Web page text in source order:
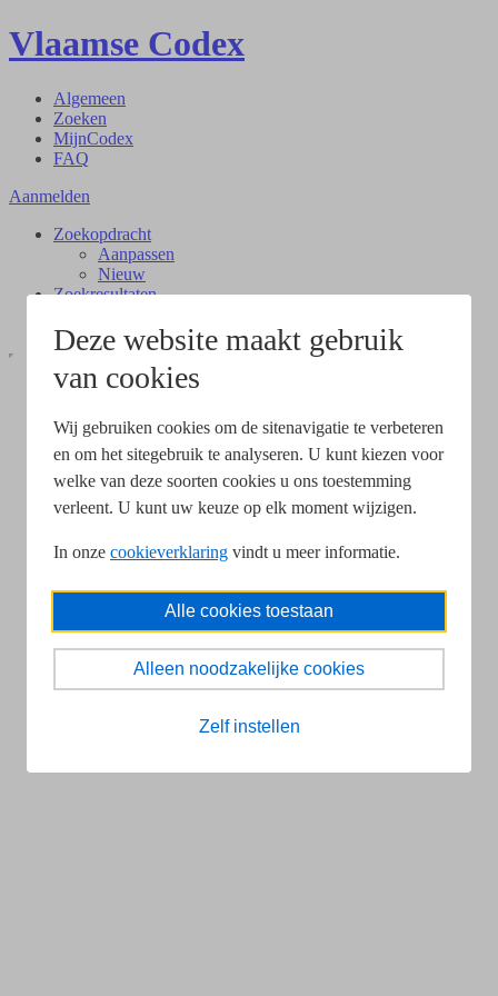
Deze website maakt gebruik
van cookies
Wij gebruiken cookies om de sitenavigatie te verbeteren
en om het sitegebruik te analyseren. U kunt kiezen voor
welke van deze soorten cookies u ons toestemming
verleent. U kunt uw keuze op elk moment wijzigen.
In onze cookieverklaring vindt u meer informatie.
Alle cookies toestaan
Alleen noodzakelijke cookies
Zelf instellen
Vlaamse Codex
Algemeen
Zoeken
MijnCodex
FAQ
Aanmelden
Zoekopdracht
Aanpassen
Nieuw
Zoekresultaten